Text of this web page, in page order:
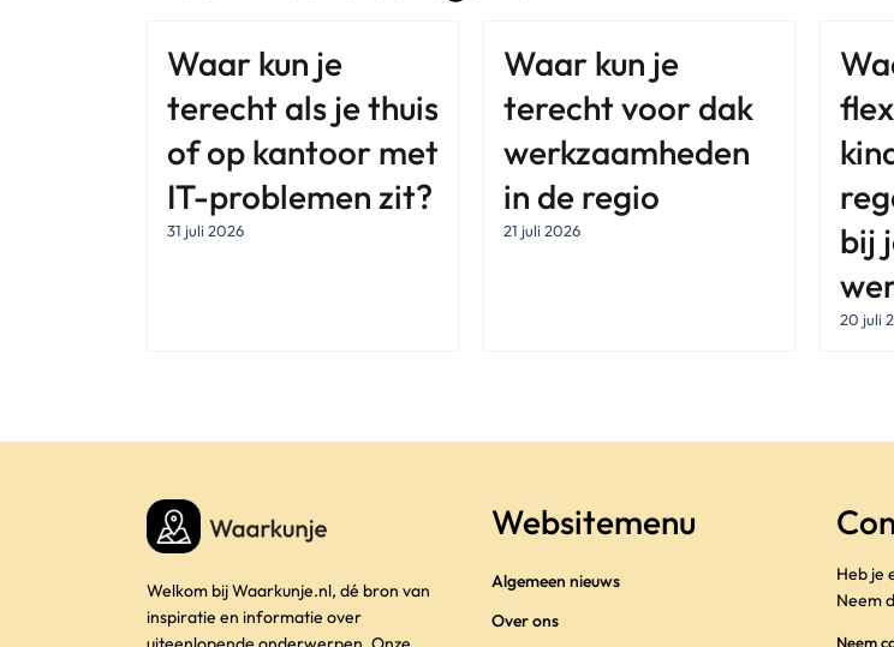
Waar kun je
terecht als je thuis
of op kantoor met
IT-problemen zit?
31 juli 2026
Waar kun je
terecht voor dak
werkzaamheden
in de regio
21 juli 2026
bij
20 juli
Welkom bij Waarkunje.nl, dé bron van
inspiratie en informatie over
Websitemenu
Algemeen nieuws
Over ons
Heb je
Neem
Neem